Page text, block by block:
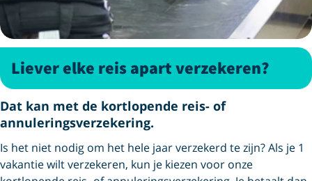
Liever elke reis apart verzekeren?
Dat kan met de kortlopende reis- of
annuleringsverzekering.
Is het niet nodig om het hele jaar verzekerd te zijn? Als je 1
vakantie wilt verzekeren, kun je kiezen voor onze